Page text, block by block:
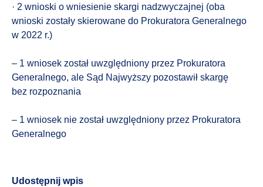
· 2 wnioski o wniesienie skargi nadzwyczajnej (oba
wnioski zostały skierowane do Prokuratora Generalnego
w 2022 r.)
– 1 wniosek został uwzględniony przez Prokuratora
Generalnego, ale Sąd Najwyższy pozostawił skargę
bez rozpoznania
– 1 wniosek nie został uwzględniony przez Prokuratora
Generalnego
Udostępnij wpis